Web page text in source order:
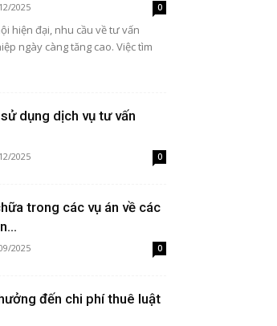
2025 0
hiện đại, nhu cầu về tư vấn
ngày càng tăng cao. Việc tìm
dụng dịch vụ tư vấn
2025 0
trong các vụ án về các
2025 0
đến chi phí thuê luật